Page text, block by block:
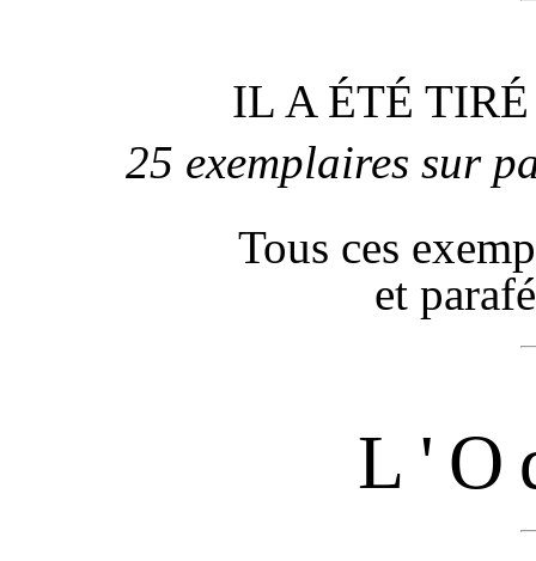
IL A ÉTÉ
25 exemplaires sur
Tous ces
et